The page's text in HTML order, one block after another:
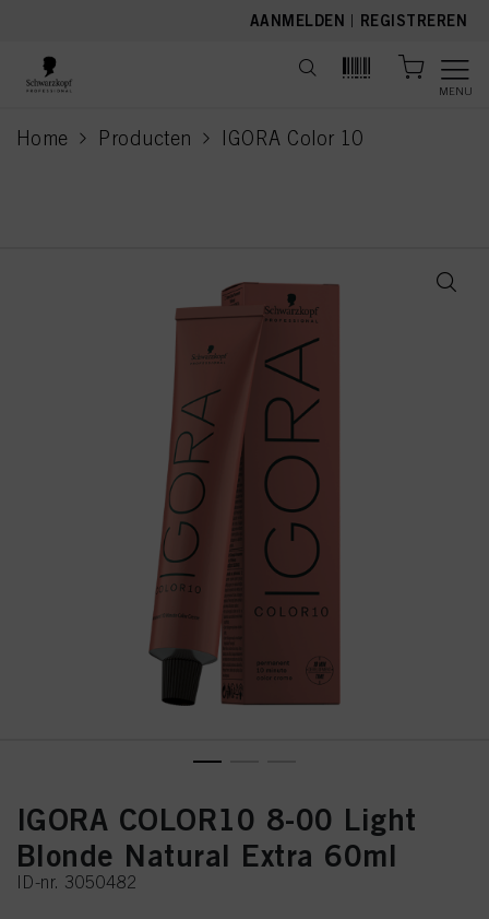
AANMELDEN | REGISTREREN
MENU
Home Producten IGORA Color 10
current page
IGORA COLOR10 8-00 Light
Blonde Natural Extra 60ml
ID-nr. 3050482